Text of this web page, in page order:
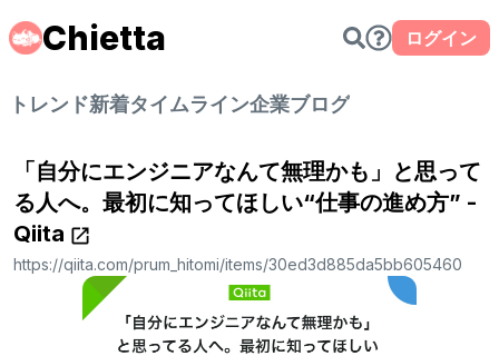
Chietta ログイン
トレンド新着タイムライン企業ブログ
「自分にエンジニアなんて無理かも」と思って
る人へ。最初に知ってほしい“仕事の進め方” -
Qiita
https://qiita.com/prum_hitomi/items/30ed3d885da5bb605460